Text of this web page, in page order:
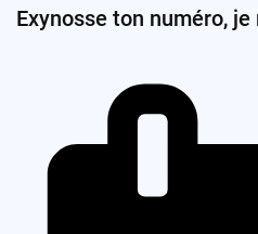
Exynosse ton numéro, je